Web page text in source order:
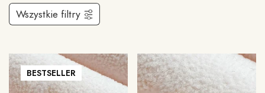
Wszystkie filtry
BESTSELLER